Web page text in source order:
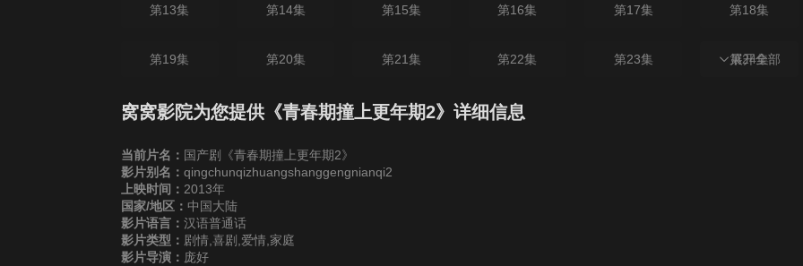
第13集 第14集 第15集 第16集 第17集 第18集
第19集 第20集 第21集 第22集 第23集 第24集
第25集 第26集 第27集 第28集
第31集 第32集
第37集
展开全部
窝窝影院为您提供《青春期撞上更年期2》详细信息
当前片名： 国产剧《青春期撞上更年期2》
影片别名： qingchunqizhuangshanggengnianqi2
上映时间： 2013年
国家/地区： 中国大陆
影片语言： 汉语普通话
影片类型： 剧情,喜剧,爱情,家庭
影片导演： 庞好